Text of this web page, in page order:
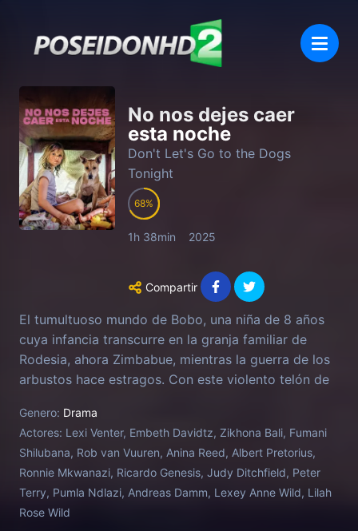
No nos dejes caer
esta noche
Don't Let's Go to the Dogs
Tonight
68
1h 38min 2025
Compartir
El tumultuoso mundo de Bobo, una niña de 8 años
cuya infancia transcurre en la granja familiar de
Rodesia, ahora Zimbabue, mientras la guerra de los
arbustos hace estragos. Con este violento telón de
desesperado apego de la familia a la tierra africana
y de las profundas cicatrices de una guerra que
transforma la tierra y el alma.
Genero: Drama
Actores: Lexi Venter, Embeth Davidtz, Zikhona Bali, Fumani
Shilubana, Rob van Vuuren, Anina Reed, Albert Pretorius,
Ronnie Mkwanazi, Ricardo Genesis, Judy Ditchfield, Peter
Terry, Pumla Ndlazi, Andreas Damm, Lexey Anne Wild, Lilah
Rose Wild